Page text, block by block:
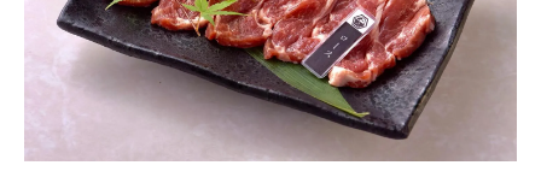
ラム肉の臭い対策と美味しい部位選び
体臭リスクを抑えるラム肉の食べ方とは
ラム肉でも気にならない調理のコツ
希少部位のラム肉は臭みが弱い理由